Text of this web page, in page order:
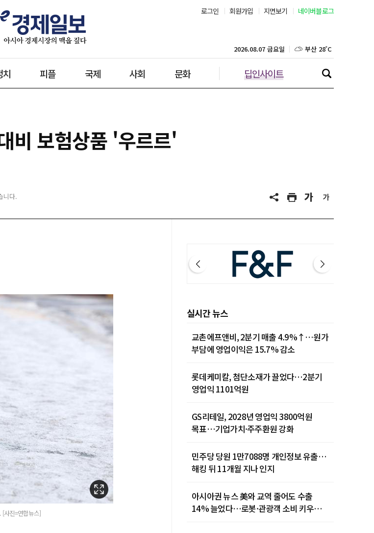
로그인 회원가입 지면보기 네이버블로그
치 피플 국제 사회 문화 딥인사이트
2026.08.07 금요일 대구 26˚C
인천 29˚C
제주 29˚C
비 보험상품 '우르르'
니다.
[사진=연합뉴스]
실시간 뉴스
교촌에프앤비, 2분기 매출 4.9%↑…원가
부담에 영업이익은 15.7% 감소
롯데케미칼, 첨단소재가 끌었다…2분기
영업익 1101억원
GS리테일, 2028년 영업익 3800억원
목표…기업가치·주주환원 강화
민주당 당원 1만7088명 개인정보 유출…
해킹 뒤 11개월 지나 인지
아시아권 뉴스 美와 교역 줄어도 수출
14% 늘었다…로봇·관광객 소비 키우는